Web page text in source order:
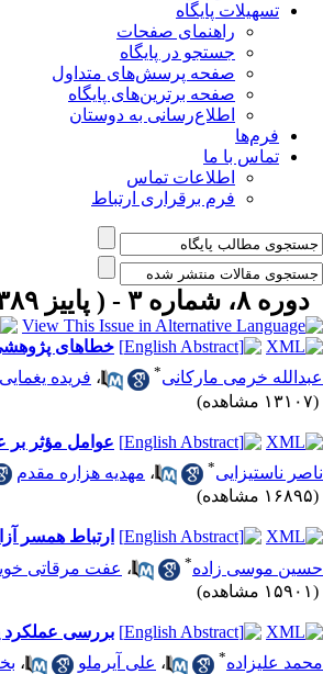
تسهیلات پایگاه
راهنمای صفحات
جستجو در پایگاه
صفحه پرسش‌های متداول
صفحه برترین‌های پایگاه
اطلاع‌رسانی به دوستان
فرم‌ها
تماس با ما
اطلاعات تماس
فرم برقراری ارتباط
دوره ۸، شماره ۳ - ( پاییز ۱۳۸۹ )
خطاهای
عبدالله خرمی مارکانی* ، فریده یغمایی
(۱۳۱۰۷ مشاهده)
عوامل مؤثر بر
ناصر ناستیزایی* ، مهدیه هزاره مقدم
(۱۶۸۹۵ مشاهده)
ارتباط همسر
حسین موسی زاده* ، عفت مرقاتی
(۱۵۹۰۱ مشاهده)
بررسی عملکرد
محمد علیزاده* ، علی آیرملو ،